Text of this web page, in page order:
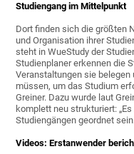
Studiengang im Mittelpunkt
Dort finden sich die größten
und Organisation ihrer
steht in WueStudy der
Studienplaner erkennen die
Veranstaltungen sie
müssen, um das Studium
Greiner. Dazu wurde laut
komplett neu strukturiert:
Studiengängen geordnet
Videos: Erstanwender